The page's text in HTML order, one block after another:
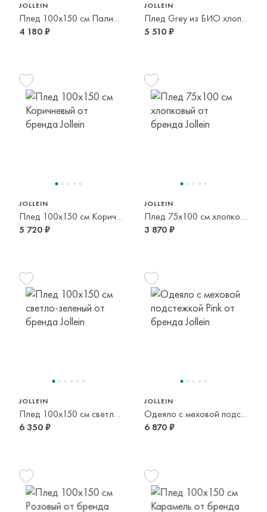
JOLLEIN
Плед 100х150 см Палисандр
4 180 ₽
JOLLEIN
Плед Grey из БИО хлопка
5 510 ₽
JOLLEIN
Плед 100x150 см Коричневый
5 720 ₽
JOLLEIN
Плед 75x100 см хлопковый
3 870 ₽
JOLLEIN
Плед 100x150 см светло-зеленый
6 350 ₽
JOLLEIN
Одеяло с меховой подстежкой Pink
6 870 ₽